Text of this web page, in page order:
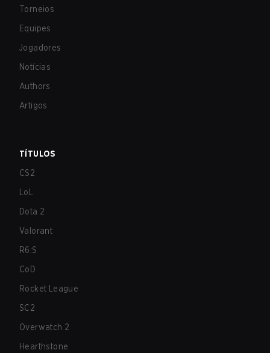
Torneios
Equipes
Jogadores
Notícias
Authors
Artigos
TÍTULOS
CS2
LoL
Dota 2
Valorant
R6:S
CoD
Rocket League
SC2
Overwatch 2
Hearthstone